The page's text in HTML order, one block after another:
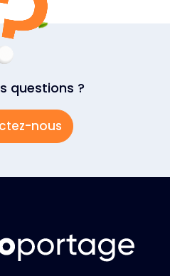
questions ?
nous